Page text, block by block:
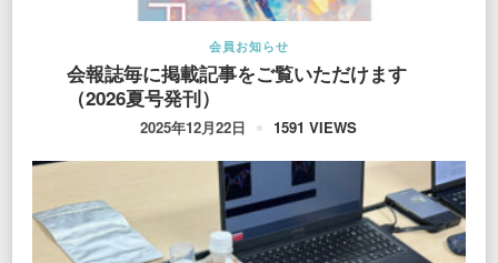
会員お知らせ
会報誌毎に掲載記事をご覧いただけます
（2026夏号発刊）
2025年12月22日 1591 VIEWS